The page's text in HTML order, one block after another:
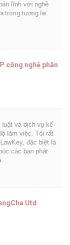
với nghề
tương lai.
nghệ phân
dịch vụ kế
việc. Tôi rất
đặc biệt là
bạn phát
Utd